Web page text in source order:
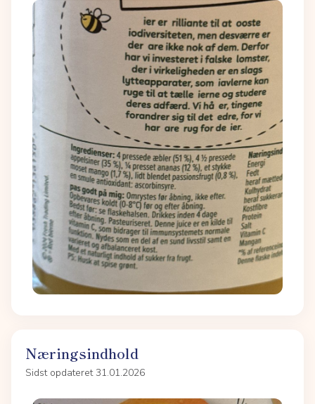
Næringsindhold
Sidst opdateret 31.01.2026